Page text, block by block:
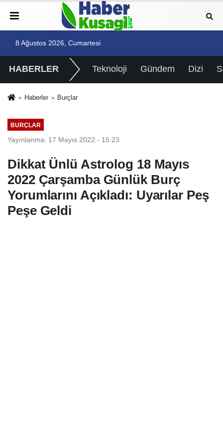
8 Ağustos 2026, Cumartesi
HABERLER Teknoloji Gündem Dizi
Haberler Burçlar
BURÇLAR
Yayınlanma: 17 Mayıs 2022 - 15:23
Dikkat Ünlü Astrolog 18 Mayıs
2022 Çarşamba Günlük Burç
Yorumlarını Açıkladı: Uyarılar Peş
Peşe Geldi